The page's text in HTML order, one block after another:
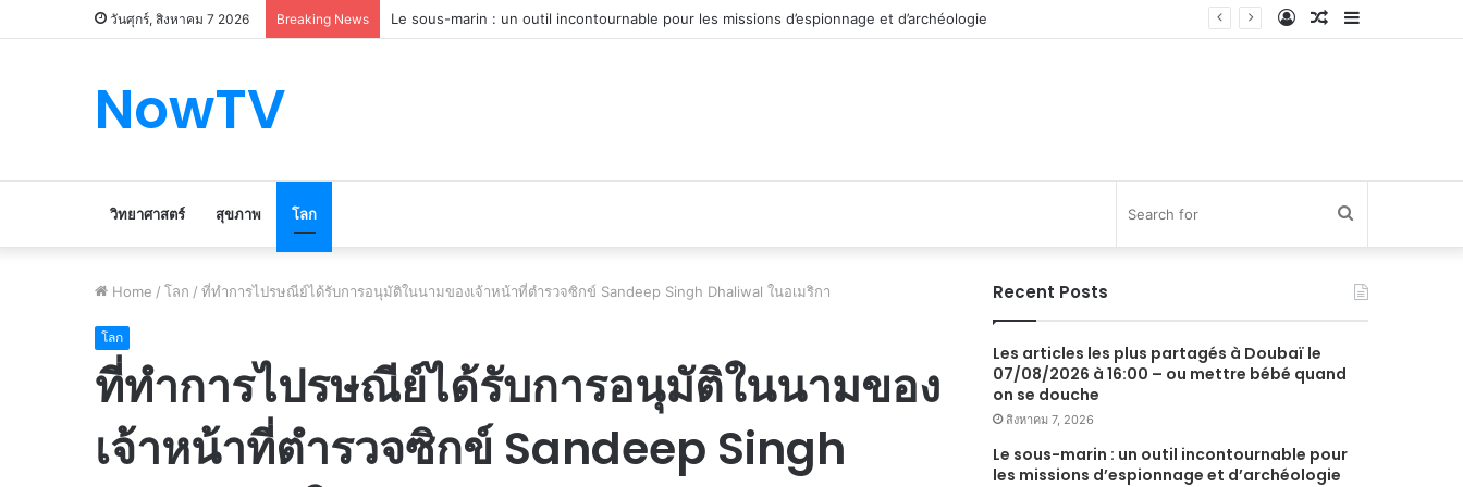
วันศุกร์, สิงหาคม 7 2026 Breaking News Le marché du véhicule d’occasion en plein essor Sidebar
Random
Log
NowTV
วิทยาศาสตร์ สุขภาพ โลก
Home / โลก / ที่ทำการไปรษณีย์ได้รับการอนุมัติในนามของเจ้าหน้าที่ตำรวจซิกข์ Sandeep Singh Dhaliwal ในอเมริกา
โลก
ที่ทำการไปรษณีย์ได้รับการอนุมัติในนามของ
เจ้าหน้าที่ตำรวจซิกข์ Sandeep Singh
Recent Posts
Les articles les plus partagés à Doubaï le
07/08/2026 à 16:00 – ou mettre bébé quand
on se douche
สิงหาคม 7, 2026
Le sous-marin : un outil incontournable pour
les missions d’espionnage et d’archéologie